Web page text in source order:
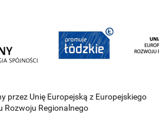
przez Unię Europejską z Europejskiego
Rozwoju Regionalnego